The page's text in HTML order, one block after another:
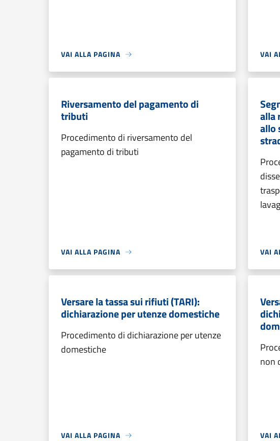
VAI ALLA PAGINA VAI
Riversamento del pagamento di
tributi
Procedimento di riversamento del
pagamento di tributi
VAI ALLA PAGINA
alla
allo
VAI
Versare la tassa sui rifiuti (TARI):
dichiarazione per utenze domestiche
Procedimento di dichiarazione per utenze
domestiche
VAI ALLA PAGINA
non
VAI